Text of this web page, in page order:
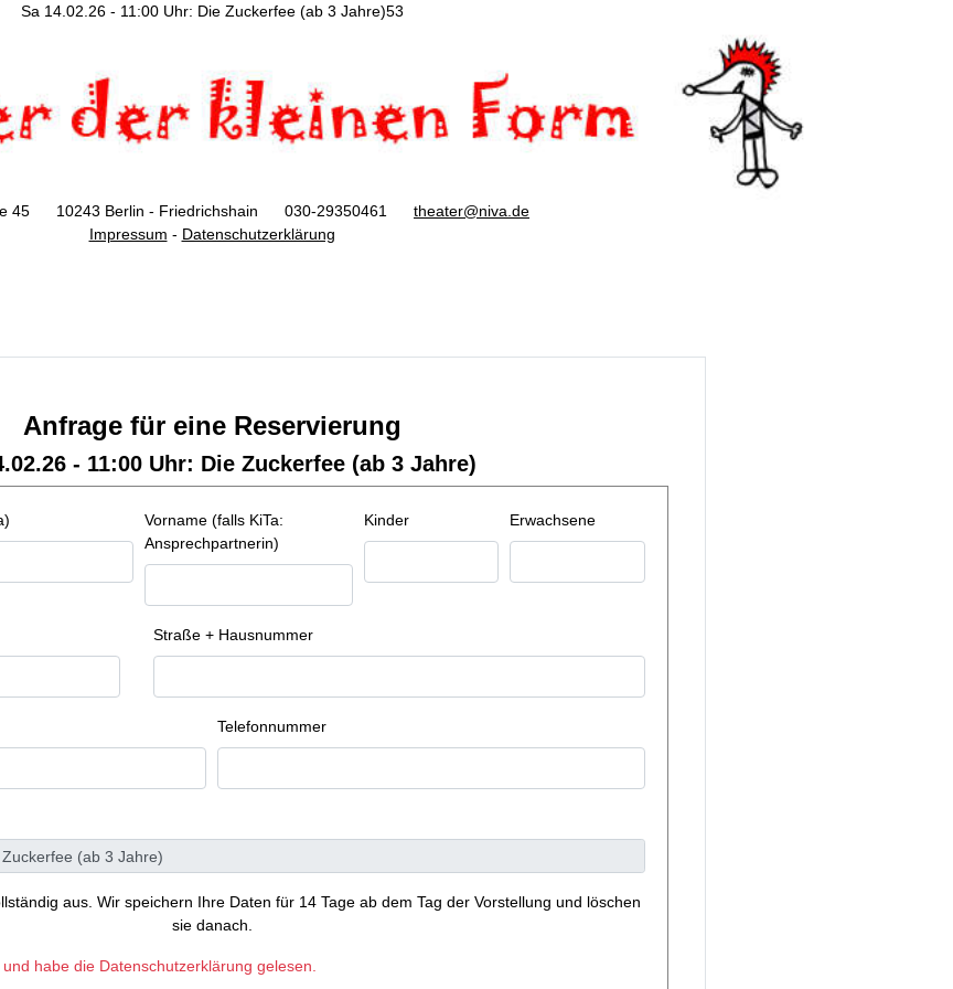
Sa 14.02.26 - 11:00 Uhr: Die Zuckerfee (ab 3 Jahre)53
45 10243 Berlin - Friedrichshain 030-29350461 theater@niva.de
Impressum - Datenschutzerklärung
Anfrage für eine Reservierung
- 11:00 Uhr: Die Zuckerfee (ab 3 Jahre)
Vorname (falls KiTa:
Ansprechpartnerin)
Kinder Erwachsene
Straße + Hausnummer
Telefonnummer
aus. Wir speichern Ihre Daten für 14 Tage ab dem Tag der Vorstellung und löschen
sie danach.
habe die Datenschutzerklärung gelesen.